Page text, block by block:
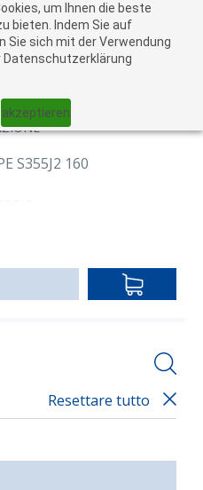
um Ihnen die beste
bieten. Indem Sie auf
Sie sich mit der Verwendung
Datenschutzerklärung
akzeptieren
S355J2 160
mm
IN
Resettare tutto